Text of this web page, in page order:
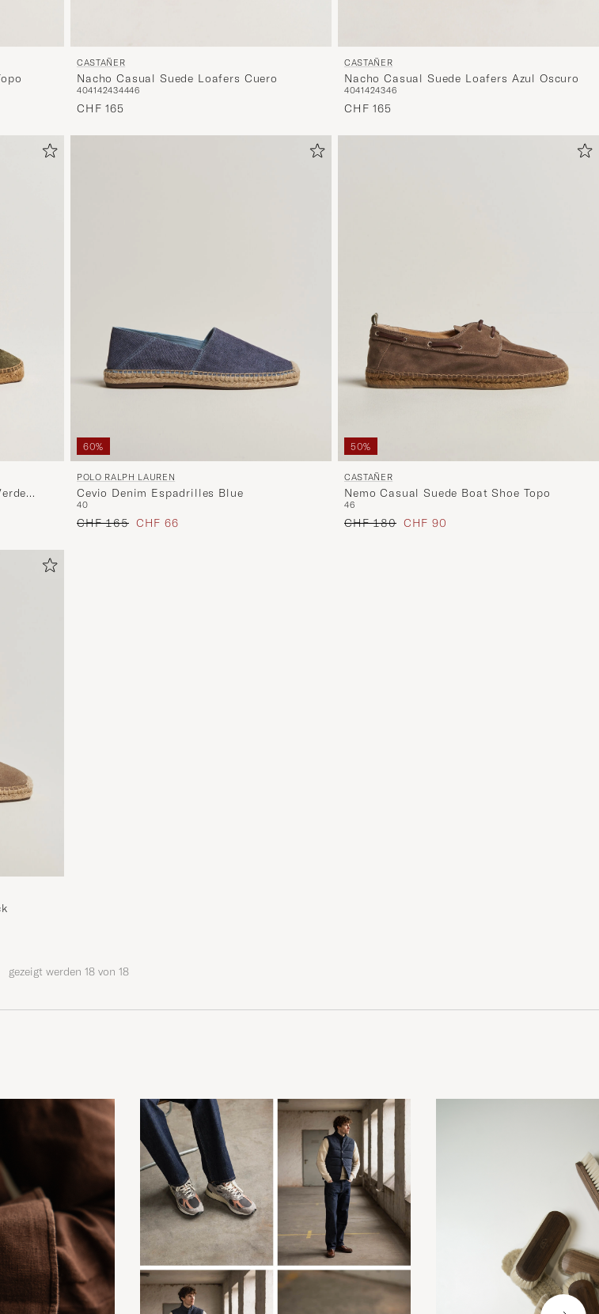
CASTAÑER
Nacho Casual Suede Loafers Cuero
404142434446
CHF 165
CASTAÑER
Nacho Casual Suede Loafers Azul Oscuro
4041424346
CHF 165
60%
POLO RALPH LAUREN
Cevio Denim Espadrilles Blue
40
Regulärer Preis
CHF 165 Reduzierter Preis
CHF 66
50%
CASTAÑER
Nemo Casual Suede Boat Shoe Topo
46
Regulärer Preis
CHF 180 Reduzierter Preis
CHF 90
gezeigt werden 18 von 18